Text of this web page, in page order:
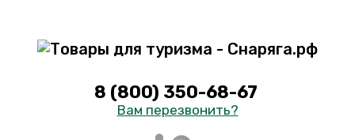
8 (800) 350-68-67
Вам перезвонить?